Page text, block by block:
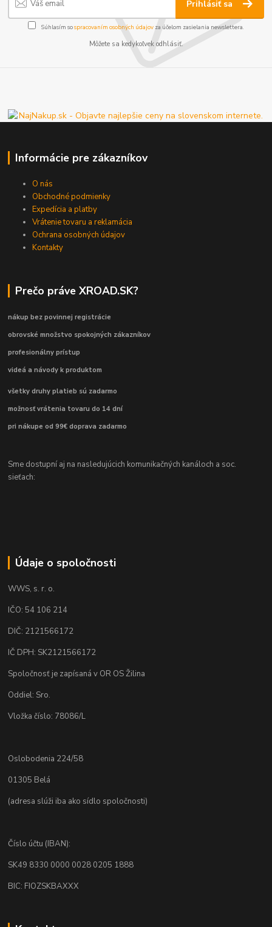
Prihlásiť sa
Súhlasím sospracovaním osobných údajov za účelom zasielania newslettera.
Môžete sa kedykoľvek odhlásiť.
Informácie pre zákazníkov
O nás
Obchodné podmienky
Expedícia a platby
Vrátenie tovaru a reklamácia
Ochrana osobných údajov
Kontakty
Prečo práve XROAD.SK?
nákup bez povinnej registrácie
obrovské množstvo spokojných zákazníkov
profesionálny prístup
videá a návody k produktom
všetky druhy platieb sú zadarmo
možnosť vrátenia tovaru do 14 dní
pri nákupe od 99€ doprava zadarmo
Sme dostupní aj na nasledujúcich komunikačných kanáloch a soc.
sieťach:
Údaje o spoločnosti
WWS, s. r. o.
IČO: 54 106 214
DIČ: 2121566172
IČ DPH: SK2121566172
Spoločnosť je zapísaná v OR OS Žilina
Oddiel: Sro.
Vložka číslo: 78086/L
Oslobodenia 224/58
01305 Belá
(adresa slúži iba ako sídlo spoločnosti)
Číslo účtu (IBAN):
SK49 8330 0000 0028 0205 1888
BIC: FIOZSKBAXXX